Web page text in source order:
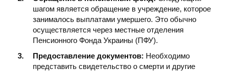
шагом является обращение в учреждение, которое
занималось выплатами умершего. Это обычно
осуществляется через местные отделения
Пенсионного Фонда Украины (ПФУ).
Предоставление документов: Необходимо
представить свидетельство о смерти и другие